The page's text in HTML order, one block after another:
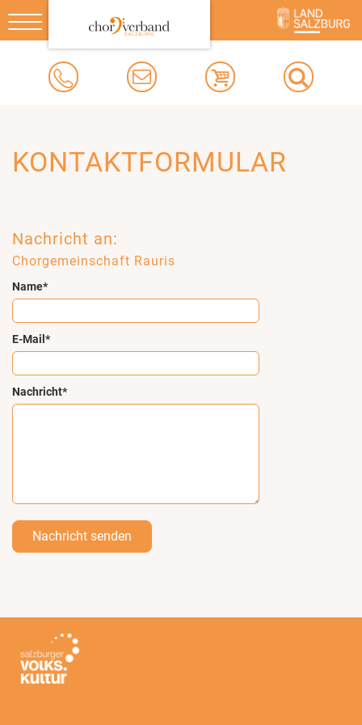
Toggle
navigation
KONTAKTFORMULAR
Nachricht an:
Chorgemeinschaft Rauris
Name*
E-Mail*
Nachricht*
Nachricht senden